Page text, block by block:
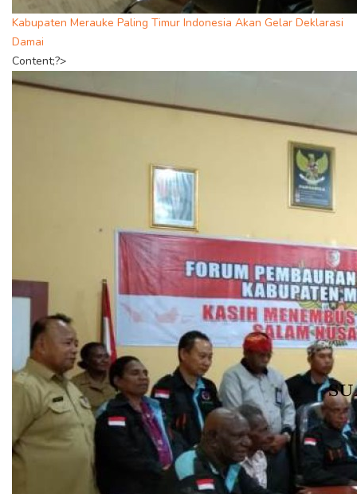
Kabupaten Merauke Paling Timur Indonesia Akan Gelar Deklarasi
Damai
Content;?>